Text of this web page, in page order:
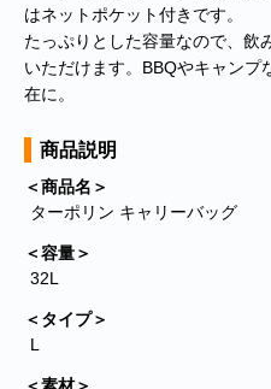
はネットポケット付きです。
たっぷりとした容量なので、飲
いただけます。BBQやキャンプ
在に。
商品説明
＜商品名＞
ターポリン キャリーバッグ
＜容量＞
32L
＜タイプ＞
L